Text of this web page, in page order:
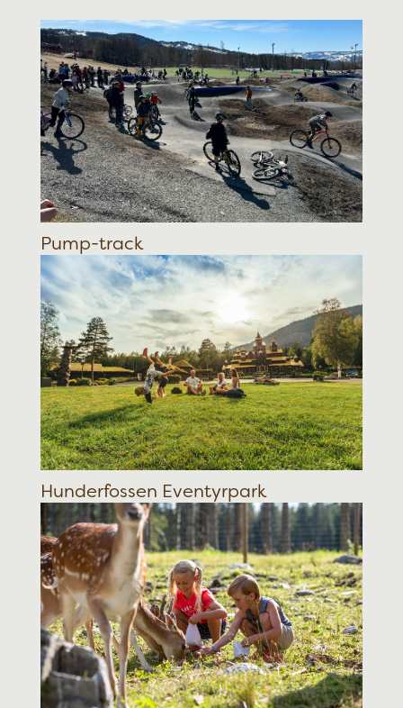
Pump-track
Hunderfossen Eventyrpark